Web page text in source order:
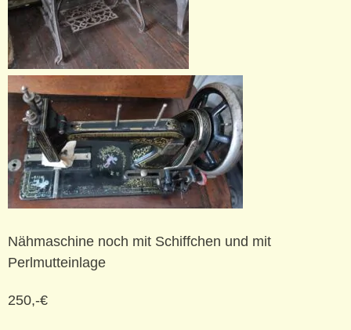
Nähmaschine noch mit Schiffchen und mit
Perlmutteinlage
250,-€